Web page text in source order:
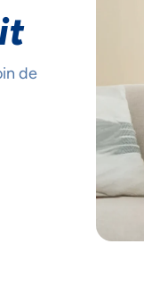
de